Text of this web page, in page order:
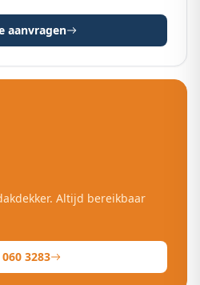
aanvragen
Altijd bereikbaar
3283